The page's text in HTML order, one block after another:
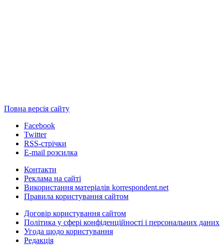
Повна версія сайту
Facebook
Twitter
RSS-стрічки
E-mail розсилка
Контакти
Реклама на сайті
Використання матеріалів korrespondent.net
Правила користування сайтом
Договір користування сайтом
Політика у сфері конфіденційності і персональних даних
Угода щодо користування
Редакція